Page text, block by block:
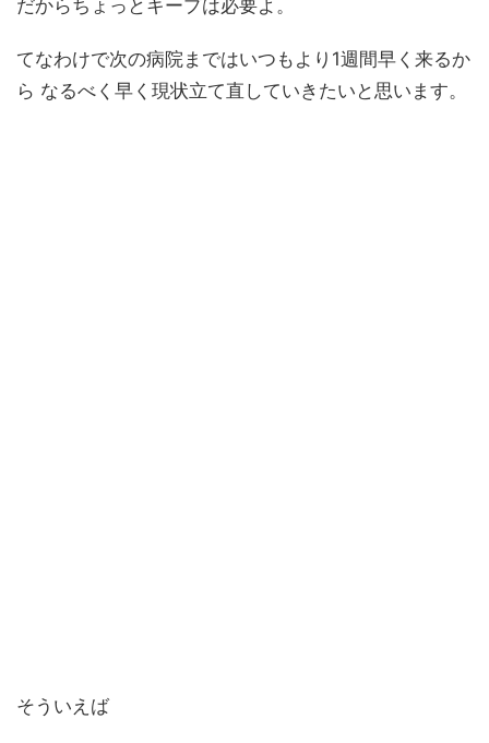
だからちょっとキープは必要よ。
てなわけで次の病院まではいつもより1週間早く来るか
ら なるべく早く現状立て直していきたいと思います。
そういえば